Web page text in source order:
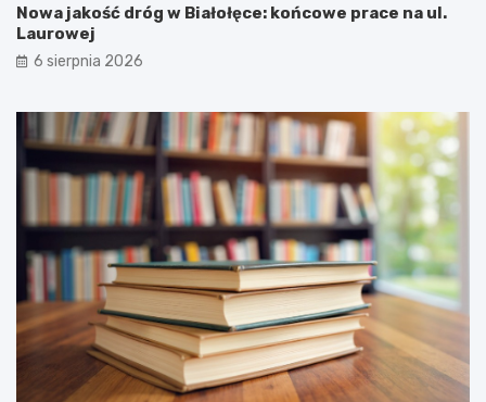
Nowa jakość dróg w Białołęce: końcowe prace na ul.
Laurowej
6 sierpnia 2026